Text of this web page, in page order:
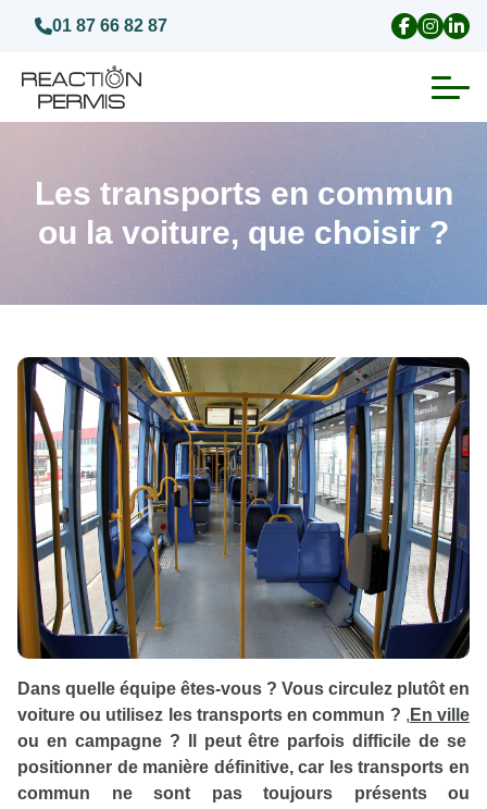
01 87 66 82 87
Invalidation du permis de conduire
Visite médicale test psychotechnique
Les transports en commun
ou la voiture, que choisir ?
Dans quelle équipe êtes-vous ? Vous circulez plutôt en
voiture ou utilisez les transports en commun ? , En ville
ou en campagne ? Il peut être parfois difficile de se
positionner de manière définitive, car les transports en
commun ne sont pas toujours présents ou